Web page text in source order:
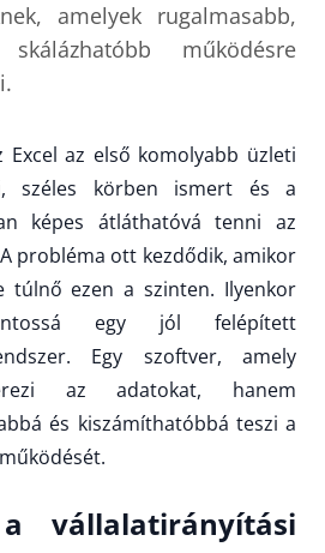
amelyek rugalmasabb,
működésre
Excel az első komolyabb üzleti
széles körben ismert és a
képes átláthatóvá tenni az
probléma ott kezdődik, amikor
túlnő ezen a szinten. Ilyenkor
egy jól felépített
Egy szoftver, amely
az adatokat, hanem
és kiszámíthatóbbá teszi a
vállalatirányítási